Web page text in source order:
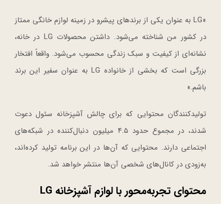
«LG به عنوان یکی از برندهای پیشرو در زمینه لوازم خانگی ممتاز
در کشور من شناخته می‌شود. داشتن محصولات LG در خانه،
نشانه‌ای از کیفیت و سبک زندگی محسوب می‌شود. واقعاً افتخار
بزرگی است که بخشی از خانواده LG به عنوان سفیر این برند
باشم.»
تولیدکنندگان محتوایی که برای چالش آشپزخانه سئول دعوت
شدند، در مجموع حدود ۴.۵ میلیون دنبال‌کننده در شبکه‌های
اجتماعی دارند. محتوایی که آن‌ها در این برنامه تولید کرده‌اند،
به‌زودی در کانال‌های شخصی آن‌ها منتشر خواهد شد.
محتوای تجربه‌محور با لوازم آشپزخانه LG